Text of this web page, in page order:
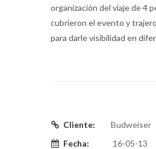
organización del viaje de 4
cubrieron el evento y
para darle visibilidad en
Cliente:
Budweiser
Fecha:
16-05-13